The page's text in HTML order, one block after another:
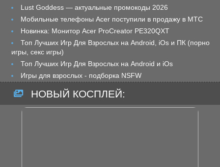
Lust Goddess — актуальные промокоды 2026
Мобильные телефоны Acer поступили в продажу в МТС
Новинка: Монитор Acer ProCreator PE320QXT
Топ Лучших Игр Для Взрослых на Android, iOs и ПК (порно
игры, секс игры)
Топ Лучших Игр Для Взрослых на Android и iOs
Игры для взрослых - подборка NSFW
НОВЫЙ КОСПЛЕЙ: